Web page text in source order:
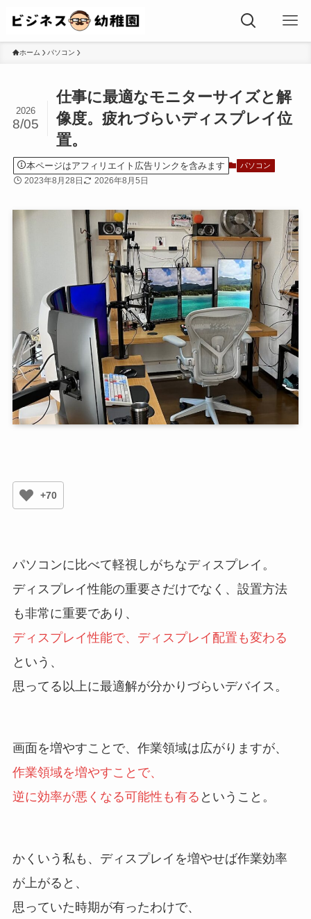
ホーム パソコン
仕事に最適なモニターサイズと解
像度。疲れづらいディスプレイ位
置。
2026
8/05
本ページはアフィリエイト広告リンクを含みます パソコン
2023年8月28日 2026年8月5日
+70
パソコンに比べて軽視しがちなディスプレイ。
ディスプレイ性能の重要さだけでなく、設置方法
も非常に重要であり、
ディスプレイ性能で、ディスプレイ配置も変わる
という、
思ってる以上に最適解が分かりづらいデバイス。
画面を増やすことで、作業領域は広がりますが、
作業領域を増やすことで、
逆に効率が悪くなる可能性も有る ということ。
かくいう私も、ディスプレイを増やせば作業効率
が上がると、
思っていた時期が有ったわけで、